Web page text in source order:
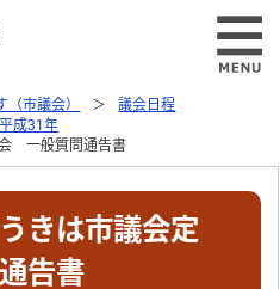
（市議会）
議会日程
成31年
一般質問通告書
きは市議会定
告書